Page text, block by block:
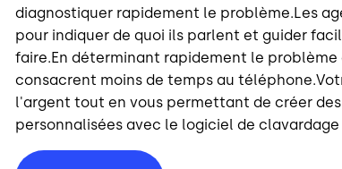
diagnostiquer rapidement le problème.Les
pour indiquer de quoi ils parlent et guider
faire.En déterminant rapidement le
consacrent moins de temps au
l'argent tout en vous permettant de créer
personnalisées avec le logiciel de clavardage